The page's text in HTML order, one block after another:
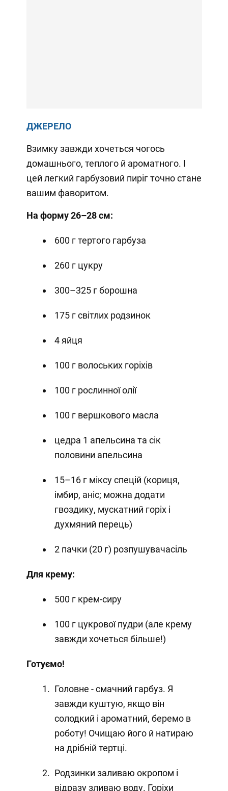
ДЖЕРЕЛО
Взимку завжди хочеться чогось
домашнього, теплого й ароматного. І
цей легкий гарбузовий пиріг точно стане
вашим фаворитом.
На форму 26–28 см:
600 г тертого гарбуза
260 г цукру
300–325 г борошна
175 г світлих родзинок
4 яйця
100 г волоських горіхів
100 г рослинної олії
100 г вершкового масла
цедра 1 апельсина та сік
половини апельсина
15–16 г міксу спецій (кориця,
імбир, аніс; можна додати
гвоздику, мускатний горіх і
духмяний перець)
2 пачки (20 г) розпушувачасіль
Для крему:
500 г крем-сиру
100 г цукрової пудри (але крему
завжди хочеться більше!)
Готуємо!
Головне - смачний гарбуз. Я
завжди куштую, якщо він
солодкий і ароматний, беремо в
роботу! Очищаю його й натираю
на дрібній тертці.
Родзинки заливаю окропом і
відразу зливаю воду. Горіхи